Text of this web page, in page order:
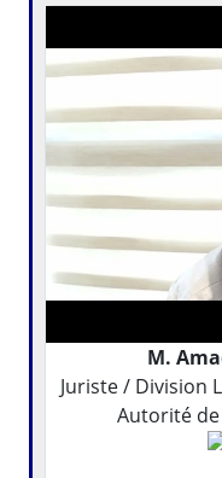
M.
Juriste / Division
Autorité